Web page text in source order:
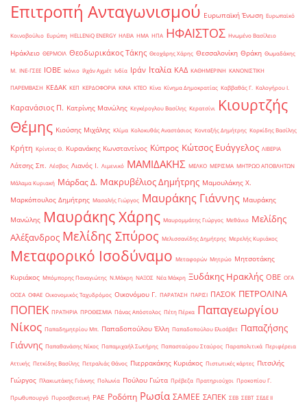
Επιτροπή Ανταγωνισμού Ευρωπαϊκή Ένωση Ευρωπαϊκό
Κοινοβούλιο Ευρώπη ΗELLENiQ ENERGY ΗΛΕΙΑ ΗΜΑ ΗΠΑ ΗΦΑΙΣΤΟΣ Ηνωμένο Βασίλειο
Ηράκλειο ΘΕΡΜΟΙΛ Θεοδωρικάκος Τάκης Θεοχάρης Χάρης Θεσσαλονίκη Θράκη Θωμαδάκης
Μ. ΙΝΕ-ΓΣΕΕ ΙΟΒΕ Ικόνιο Ιλχάν Αχμέτ Ινδία Ιράν Ιταλία ΚΑΔ ΚΑΘΗΜΕΡΙΝΗ ΚΑΝΟΝΙΣΤΙΚΗ
ΠΑΡΕΜΒΑΣΗ ΚΕΔΑΚ ΚΕΠ ΚΕΡΔΟΦΟΡΙΑ ΚΙΝΑ ΚΤΕΟ Κίνα Κίνημα Δημοκρατίας Καββαθάς Γ. Καλογήρου Ι.
Καρανάσιος Π. Κατρίνης Μανώλης Κεγκέρογλου Βασίλης Κερατσίνι
Κιουρτζής
Θέμης Κιούσης Μιχάλης Κλίμα Κολοκυθάς Αναστάσιος Κονταξής Δημήτρης Κορκίδης Βασίλης
Κρήτη Κρίντας Θ. Κυρανάκης Κωνσταντίνος Κύπρος Κώτσος Ευάγγελος ΛΙΒΕΡΙΑ
Λάτσης Σπ. Λέσβος Λιανός Ι. Λιμενικό ΜΑΜΙΔΑΚΗΣ ΜΕΛΚΟ ΜΕΡΙΣΜΑ ΜΗΤΡΩΟ ΑΠΟΒΛΗΤΩΝ
Μάλαμα Κυριακή Μάρδας Δ. Μακρυβέλιος Δημήτρης Μαμουλάκης Χ.
Μαρκόπουλος Δημήτρης Μασαλής Γιώργος Μαυράκης Γιάννης Μαυράκης
Μανώλης Μαυράκης Χάρης Μαυρομμάτης Γιώργος Μεθάνιο Μελίδης
Αλέξανδρος Μελίδης Σπύρος Μελισσανίδης Δημήτρης Μερελής Κυριάκος
Μεταφορικό Ισοδύναμο Μεταφορών Μητρώο Μητσοτάκης
Κυριάκος Μπόμπορης Παναγιώτης Ν.Μάκρη ΝΑΞΟΣ Νέα Μάκρη Ξυδάκης Ηρακλής ΟΒΕ ΟΓΑ
ΟΟΣΑ ΟΦΑΕ Οικονομικός Ταχυδρόμος Οικονόμου Γ. ΠΑΡΑΤΑΣΗ ΠΑΡΙΣΙ ΠΑΣΟΚ ΠΕΤΡΟΛΙΝΑ
ΠΟΠΕΚ ΠΡΑΤΗΡΙΑ ΠΡΟΘΕΣΜΙΑ Πάνας Απόστολος Πέτη Πέρκα Παπαγεωργίου
Νίκος Παπαδημητρίου Μπ. Παπαδοπούλου Έλλη Παπαδοπούλου Ελισάβετ Παπαζήσης
Γιάννης Παπαθανάσης Νίκος Παπαμιχαήλ Σωτήρης Παπασταύρου Σταύρος Παραπολιτικά Περιφέρεια
Αττικής Πετκίδης Βασίλης Πετραλιάς Θάνος Πιερρακάκης Κυριάκος Πιστωτικές κάρτες Πιτσιλής
Γιώργος Πλακιωτάκης Γιάννης Πολωνία Πούλου Γιώτα Πρέβεζα Πρατηριούχοι Προκοπίου Γ.
Πρωθυπουργό Πυροσβεστική ΡΑΕ Ροδόπη Ρωσία ΣΑΜΕΕ ΣΑΠΕΚ ΣΕΒ ΣΕΒΤ ΣΕΔΕ ΙΙ